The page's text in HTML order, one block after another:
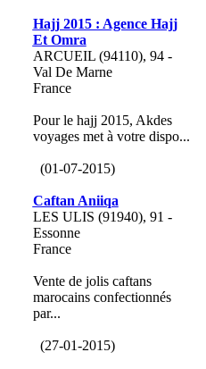
Hajj 2015 : Agence Hajj
Et Omra
ARCUEIL (94110), 94 -
Val De Marne
France
Pour le hajj 2015, Akdes
voyages met à votre dispo...
(01-07-2015)
Caftan Aniiqa
LES ULIS (91940), 91 -
Essonne
France
Vente de jolis caftans
marocains confectionnés
par...
(27-01-2015)